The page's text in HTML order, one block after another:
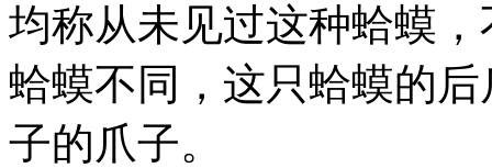
均称从未见过这种蛤蟆
蛤蟆不同，这只蛤蟆的
子的爪子。